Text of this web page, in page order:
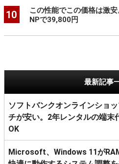
10
この性能でこの価格は激
NPで39,800円
最新記事
ソフトバンクオンラインショ
チが安い。2年レンタルの端末
OK
Microsoft、Windows 11が